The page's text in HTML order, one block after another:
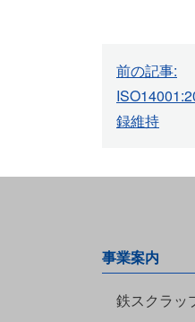
稿
ナ
ビ
ン
前の記事:
録維持
事業案内
鉄スクラッ